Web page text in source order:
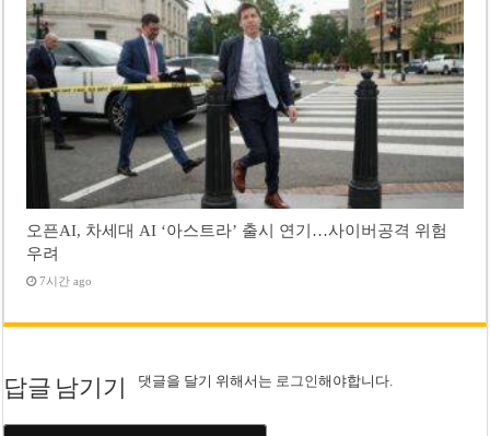
오픈AI, 차세대 AI ‘아스트라’ 출시 연기…사이버공격 위험
우려
7시간 ago
답글 남기기 댓글을 달기 위해서는 로그인해야합니다.